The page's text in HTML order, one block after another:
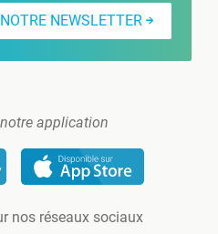
NEWSLETTER
application
nos réseaux sociaux